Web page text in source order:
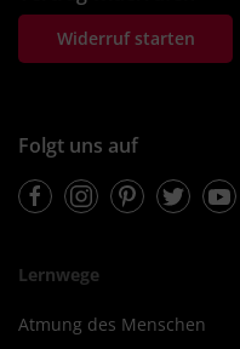
Widerruf starten
Folgt uns auf
FacebookInstagramPinterestTwitter
Lernwege
Atmung des Menschen